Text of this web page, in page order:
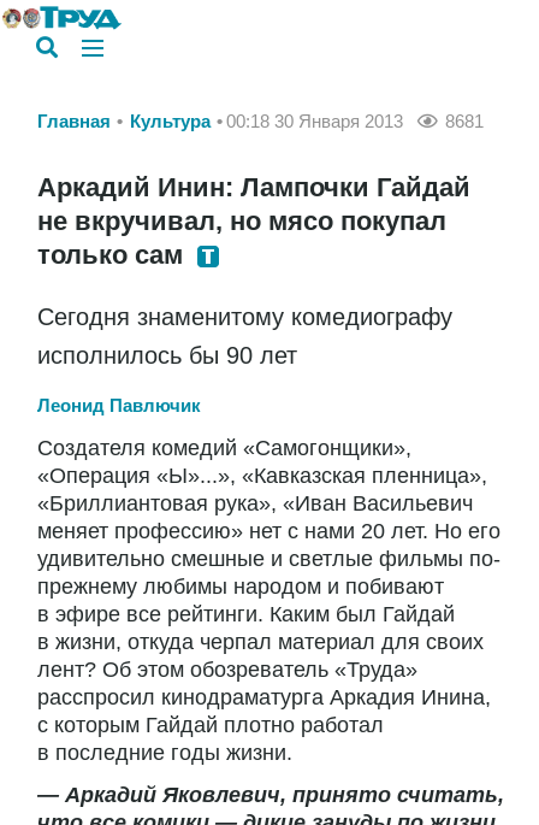
Главная Культура 00:18 30 Января 2013 8681
Аркадий Инин: Лампочки Гайдай
не вкручивал, но мясо покупал
только сам
Сегодня знаменитому комедиографу
исполнилось бы 90 лет
Леонид Павлючик
Создателя комедий «Самогонщики»,
«Операция «Ы»...», «Кавказская пленница»,
«Бриллиантовая рука», «Иван Васильевич
меняет профессию» нет с нами 20 лет. Но его
удивительно смешные и светлые фильмы по-
прежнему любимы народом и побивают
в эфире все рейтинги. Каким был Гайдай
в жизни, откуда черпал материал для своих
лент? Об этом обозреватель «Труда»
расспросил кинодраматурга Аркадия Инина,
с которым Гайдай плотно работал
в последние годы жизни.
— Аркадий Яковлевич, принято считать,